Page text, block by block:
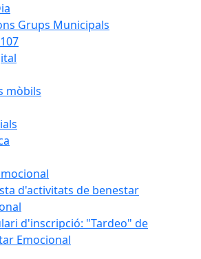
Grups Municipals
mòbils
d'activitats de benestar
d'inscripció: "Tardeo" de
Emocional